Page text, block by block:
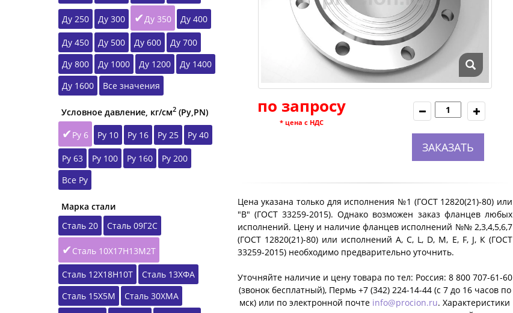
Ду 250 Ду 300 Ду 350 Ду 400
Ду 450 Ду 500 Ду 600
Ду 700
Ду 800
Ду 1000 Ду 1200
Ду 1400
Ду 1600
Все значения
Условное давление, кг/см2 (Ру,РN)
Ру 6
Ру 10 Ру 16 Ру 25 Ру 40
Ру 63 Ру 100 Ру 160
Ру 200
Все Ру
Марка стали
Сталь 20
Сталь 09Г2С
Сталь 10Х17Н13М2Т
Сталь 12Х18Н10Т
Сталь 13ХФА
Сталь 15Х5М
Сталь 30ХМА
по запросу
* цена с НДС
ЗАКАЗАТЬ
Цена указана только для исполнения №1 (ГОСТ 12820(21)-80) или
"B" (ГОСТ 33259-2015). Однако возможен заказ фланцев любых
исполнений. Цену и наличие фланцев исполнений №№ 2,3,4,5,6,7
(ГОСТ 12820(21)-80) или исполнений A, C, L, D, M, E, F, J, К (ГОСТ
33259-2015) необходимо предварительно уточнить.
Уточняйте наличие и цену товара по тел: Россия: 8 800 707-61-60
(звонок бесплатный), Пермь +7 (342) 224-14-44 (c 7 до 16 часов по
мск) или по электронной почте info@procion.ru. Характеристики